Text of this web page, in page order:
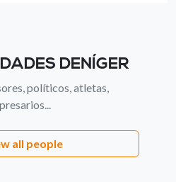
DENÍGER
políticos, atletas,
all people